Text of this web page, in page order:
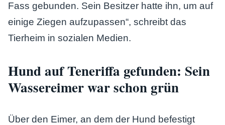
Fass gebunden. Sein Besitzer hatte ihn, um auf
einige Ziegen aufzupassen“, schreibt das
Tierheim in sozialen Medien.
Hund auf Teneriffa gefunden: Sein
Wassereimer war schon grün
Über den Eimer, an dem der Hund befestigt